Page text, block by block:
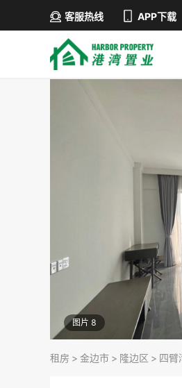
客服热线 APP下载
图片 8
租房 > 金边市 > 隆边区 > 四臂